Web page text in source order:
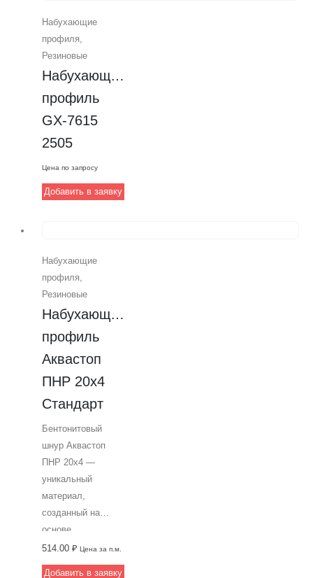
Набухающие
профиля
Резиновые
Набухающий
профиль
GX-7615
2505
Цена по запросу
Добавить в заявку
Набухающие
профиля,
Резиновые
Набухающий
профиль
Аквастоп
ПНР 20х4
Стандарт
Бентонитовый
шнур Аквастоп
ПНР 20х4 —
уникальный
материал,
созданный на
основе
гидрофильной
резины с лаковым
514.00 ₽ Цена за п.м.
Добавить в заявку